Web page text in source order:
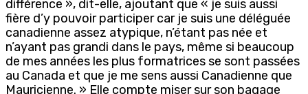
différence », dit-elle, ajoutant que « je suis aussi
fière d’y pouvoir participer car je suis une déléguée
canadienne assez atypique, n’étant pas née et
n’ayant pas grandi dans le pays, même si beaucoup
de mes années les plus formatrices se sont passées
au Canada et que je me sens aussi Canadienne que
Mauricienne. » Elle compte miser sur son bagage